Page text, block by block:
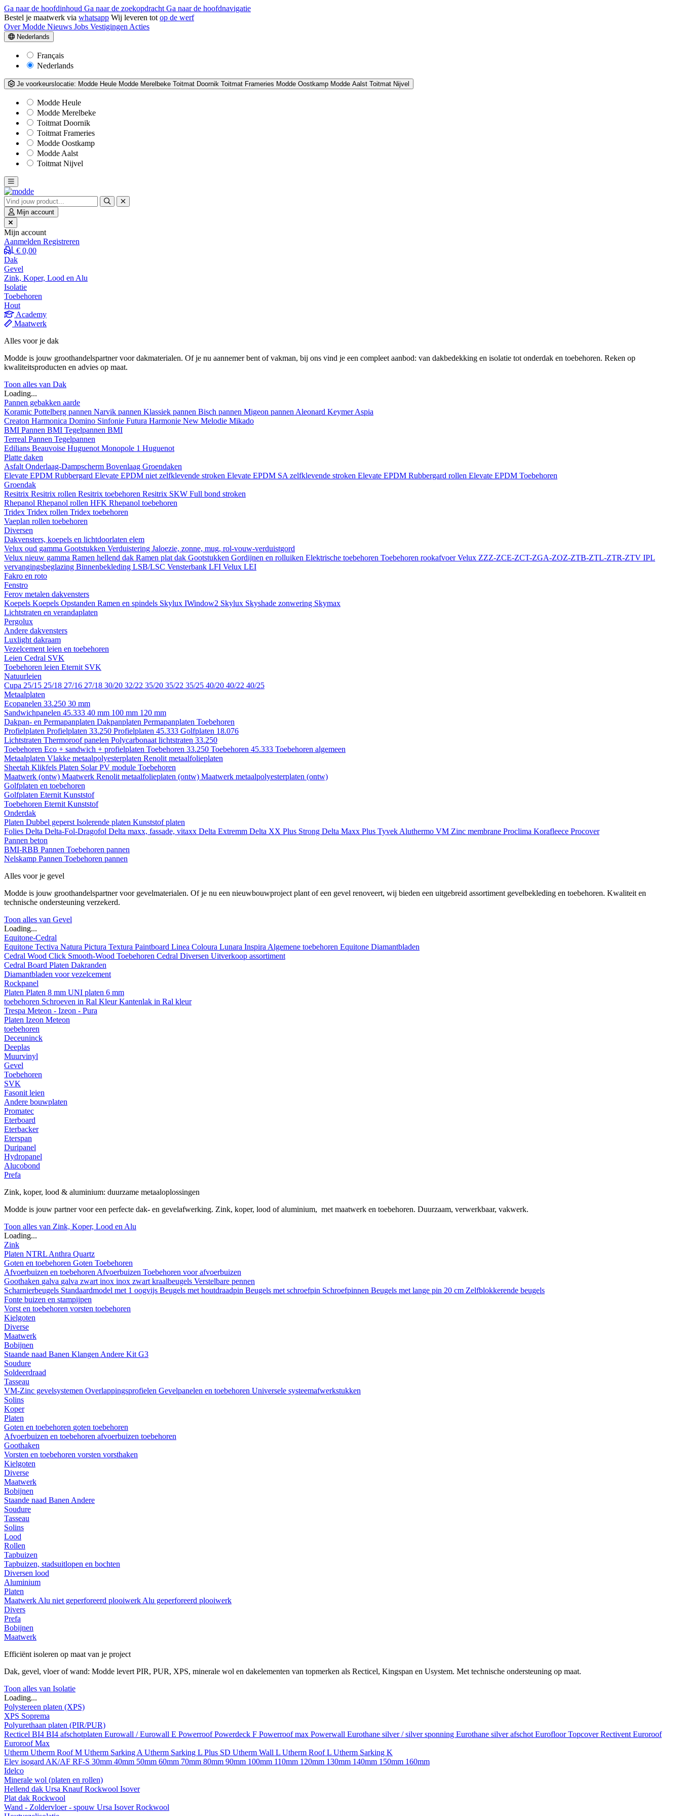
Ga naar de hoofdinhoud Ga naar de zoekopdracht Ga naar de hoofdnavigatie
Bestel je maatwerk via whatsapp Wij leveren tot op de werf
Over Modde Nieuws Jobs Vestigingen Acties
Nederlands
Français
Nederlands
Je voorkeurslocatie: Modde Heule Modde Merelbeke Toitmat Doornik Toitmat Frameries Modde Oostkamp Modde Aalst Toitmat Nijvel
Modde Heule
Modde Merelbeke
Toitmat Doornik
Toitmat Frameries
Modde Oostkamp
Modde Aalst
Toitmat Nijvel
Mijn account
Mijn account
Aanmelden Registreren
€ 0,00
Dak
Gevel
Zink, Koper, Lood en Alu
Isolatie
Toebehoren
Hout
Academy
Maatwerk
Alles voor je dak
Modde is jouw groothandelspartner voor dakmaterialen. Of je nu aannemer bent of vakman, bij ons vind je een compleet aanbod: van dakbedekking en isolatie tot onderdak en toebehoren. Reken op
kwaliteitsproducten en advies op maat.
Toon alles van Dak
Loading...
Pannen gebakken aarde
Koramic Pottelberg pannen Narvik pannen Klassiek pannen Bisch pannen Migeon pannen Aleonard KeymerAspia
Creaton Harmonica Domino Sinfonie Futura Harmonie New Melodie Mikado
BMI Pannen BMI Tegelpannen BMI
Terreal Pannen Tegelpannen
Edilians Beauvoise Huguenot Monopole 1 Huguenot
Platte daken
Asfalt Onderlaag-Dampscherm Bovenlaag Groendaken
Elevate EPDM Rubbergard Elevate EPDM niet zelfklevende stroken Elevate EPDM SA zelfklevende stroken Elevate EPDM Rubbergard rollen Elevate EPDM Toebehoren
Groendak
Resitrix Resitrix rollen Resitrix toebehoren Resitrix SKW Full bond stroken
Rhepanol Rhepanol rollen HFK Rhepanol toebehoren
Tridex Tridex rollen Tridex toebehoren
Vaeplan rollen toebehoren
Diversen
Dakvensters, koepels en lichtdoorlaten elem
Velux oud gamma Gootstukken Verduistering Jaloezie, zonne, mug, rol-vouw-verduistgord
Velux nieuw gamma Ramen hellend dak Ramen plat dak Gootstukken Gordijnen en rolluiken Elektrische toebehoren Toebehoren rookafvoerVelux ZZZ-ZCE-ZCT-ZGA-ZOZ-ZTB-ZTL-ZTR-ZTV IPL
vervangingsbeglazing Binnenbekleding LSB/LSC Vensterbank LFI Velux LEI
Fakro en roto
Fenstro
Ferov metalen dakvensters
Koepels Koepels Opstanden Ramen en spindels Skylux IWindow2 Skylux Skyshade zonwering Skymax
Lichtstraten en verandaplaten
Pergolux
Andere dakvensters
Luxlight dakraam
Vezelcement leien en toebehoren
Leien Cedral SVK
Toebehoren leien Eternit SVK
Natuurleien
Cupa 25/15 25/18 27/16 27/18 30/20 32/22 35/20 35/22 35/25 40/20 40/22 40/25
Metaalplaten
Ecopanelen 33.250 30 mm
Sandwichpanelen 45.333 40 mm 100 mm 120 mm
Dakpan- en Permapanplaten Dakpanplaten Permapanplaten Toebehoren
Profielplaten Profielplaten 33.250 Profielplaten 45.333 Golfplaten 18.076
Lichtstraten Thermoroof panelen Polycarbonaat lichtstraten 33.250
Toebehoren Eco + sandwich + profielplaten Toebehoren 33.250 Toebehoren 45.333 Toebehoren algemeen
Metaalplaten Vlakke metaalpolyesterplaten Renolit metaalfolieplaten
Sheetah Klikfels Platen Solar PV module Toebehoren
Maatwerk (ontw) Maatwerk Renolit metaalfolieplaten (ontw) Maatwerk metaalpolyesterplaten (ontw)
Golfplaten en toebehoren
Golfplaten Eternit Kunststof
Toebehoren Eternit Kunststof
Onderdak
Platen Dubbel geperst Isolerende platen Kunststof platen
Folies Delta Delta-Fol-Dragofol Delta maxx, fassade, vitaxx Delta Extremm Delta XX Plus Strong Delta Maxx Plus Tyvek Aluthermo VM Zinc membrane Proclima Korafleece Procover
Pannen beton
BMI-RBB Pannen Toebehoren pannen
Nelskamp Pannen Toebehoren pannen
Alles voor je gevel
Modde is jouw groothandelspartner voor gevelmaterialen. Of je nu een nieuwbouwproject plant of een gevel renoveert, wij bieden een uitgebreid assortiment gevelbekleding en toebehoren. Kwaliteit en
technische ondersteuning verzekerd.
Toon alles van Gevel
Loading...
Equitone-Cedral
Equitone Tectiva Natura Pictura Textura Paintboard Linea Coloura Lunara Inspira Algemene toebehoren Equitone Diamantbladen
Cedral Wood Click Smooth-Wood Toebehoren Cedral Diversen Uitverkoop assortiment
Cedral Board Platen Dakranden
Diamantbladen voor vezelcement
Rockpanel
Platen Platen 8 mm UNI platen 6 mm
toebehoren Schroeven in Ral KleurKantenlak in Ral kleur
Trespa Meteon - Izeon - Pura
Platen Izeon Meteon
toebehoren
Deceuninck
Deeplas
Muurvinyl
Gevel
Toebehoren
SVK
Fasonit leien
Andere bouwplaten
Promatec
Eterboard
Eterbacker
Eterspan
Duripanel
Hydropanel
Alucobond
Prefa
Zink, koper, lood & aluminium: duurzame metaaloplossingen
Modde is jouw partner voor een perfecte dak- en gevelafwerking. Zink, koper, lood of aluminium, met maatwerk en toebehoren. Duurzaam, verwerkbaar, vakwerk.
Toon alles van Zink, Koper, Lood en Alu
Loading...
Zink
Platen NTRL Anthra Quartz
Goten en toebehoren Goten Toebehoren
Afvoerbuizen en toebehoren Afvoerbuizen Toebehoren voor afvoerbuizen
Goothaken galva galva zwart inox inox zwart kraalbeugels Verstelbare pennen
Scharnierbeugels Standaardmodel met 1 oogvijs Beugels met houtdraadpin Beugels met schroefpin Schroefpinnen Beugels met lange pin 20 cm Zelfblokkerende beugels
Fonte buizen en stampijpen
Vorst en toebehoren vorsten toebehoren
Kielgoten
Diverse
Maatwerk
Bobijnen
Staande naad Banen Klangen Andere Kit G3
Soudure
Soldeerdraad
Tasseau
VM-Zinc gevelsystemen Overlappingsprofielen Gevelpanelen en toebehoren Universele systeemafwerkstukken
Solins
Koper
Platen
Goten en toebehoren goten toebehoren
Afvoerbuizen en toebehoren afvoerbuizen toebehoren
Goothaken
Vorsten en toebehoren vorsten vorsthaken
Kielgoten
Diverse
Maatwerk
Bobijnen
Staande naad Banen Andere
Soudure
Tasseau
Solins
Lood
Rollen
Tapbuizen
Tapbuizen, stadsuitlopen en bochten
Diversen lood
Aluminium
Platen
Maatwerk Alu niet geperforeerd plooiwerk Alu geperforeerd plooiwerk
Divers
Prefa
Bobijnen
Maatwerk
Efficiënt isoleren op maat van je project
Dak, gevel, vloer of wand: Modde levert PIR, PUR, XPS, minerale wol en dakelementen van topmerken als Recticel, Kingspan en Usystem. Met technische ondersteuning op maat.
Toon alles van Isolatie
Loading...
Polystereen platen (XPS)
XPS Soprema
Polyurethaan platen (PIR/PUR)
Recticel BI4 BI4 afschotplaten Eurowall / Eurowall E PowerroofPowerdeck F Powerroof max Powerwall Eurothane silver / silver sponning Eurothane silver afschot EurofloorTopcoverRectivent Euroroof
Euroroof Max
Utherm Utherm Roof M Utherm Sarking A Utherm Sarking L Plus SD Utherm Wall L Utherm Roof L Utherm Sarking K
Elev isogard AK/AF RF-S 30mm 40mm 50mm 60mm 70mm 80mm 90mm 100mm 110mm 120mm 130mm 140mm 150mm 160mm
Idelco
Minerale wol (platen en rollen)
Hellend dak Ursa KnaufRockwool Isover
Plat dak Rockwool
Wand - Zoldervloer - spouw Ursa IsoverRockwool